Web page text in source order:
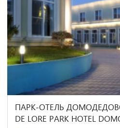
ПАРК-ОТЕЛЬ
DE LORE PARK HOTEL